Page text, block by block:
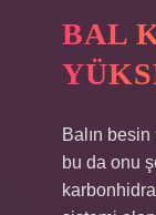
BAL
Balın
bu da onu